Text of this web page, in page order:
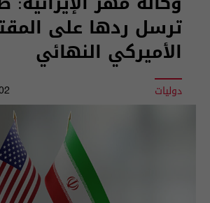
ترسل ردها على
الأميركي النهائي
دوليات